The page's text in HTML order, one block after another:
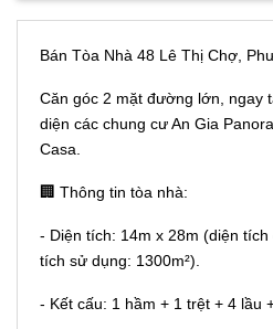
Bán Tòa Nhà 48 Lê Thị Chợ,
Căn góc 2 mặt đường lớn, ngay
diện các chung cư An Gia
Casa.
🏢 Thông tin tòa nhà:
- Diện tích: 14m x 28m (diện tích
tích sử dụng: 1300m²).
- Kết cấu: 1 hầm + 1 trệt + 4 lầu